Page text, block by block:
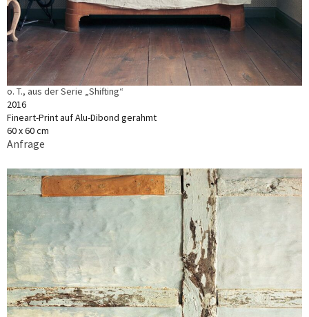
o. T., aus der Serie „Shifting“
2016
Fineart-Print auf Alu-Dibond gerahmt
60 x 60 cm
Anfrage